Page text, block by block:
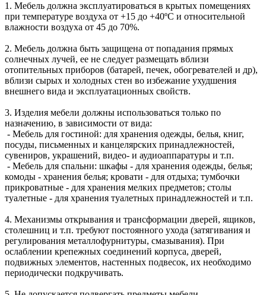
1. Мебель должна эксплуатироваться в крытых помещениях
при температуре воздуха от +15 до +40ºС и относительной
влажности воздуха от 45 до 70%.
2. Мебель должна быть защищена от попадания прямых
солнечных лучей, ее не следует размещать вблизи
отопительных приборов (батарей, печек, обогревателей и др),
вблизи сырых и холодных стен во избежание ухудшения
внешнего вида и эксплуатационных свойств.
3. Изделия мебели должны использоваться только по
назначению, в зависимости от вида:
- Мебель для гостиной: для хранения одежды, белья, книг,
посуды, письменных и канцелярских принадлежностей,
сувениров, украшений, видео- и аудиоаппаратуры и т.п.
- Мебель для спальни: шкафы - для хранения одежды, белья;
комоды - хранения белья; кровати - для отдыха; тумбочки
прикроватные - для хранения мелких предметов; столы
туалетные - для хранения туалетных принадлежностей и т.п.
4. Механизмы открывания и трансформации дверей, ящиков,
столешниц и т.п. требуют постоянного ухода (затягивания и
регулирования металлофурнитуры, смазывания). При
ослаблении крепежных соединений корпуса, дверей,
подвижных элементов, настенных подвесок, их необходимо
периодически подкручивать.